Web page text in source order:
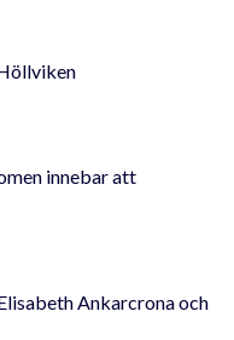
innebar att
Ankarcrona och